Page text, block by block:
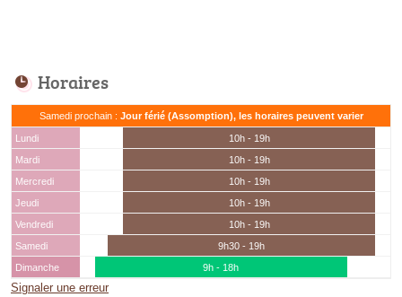
Horaires
Samedi prochain : Jour férié (Assomption), les horaires peuvent varier
Lundi
10h - 19h
Mardi
10h - 19h
Mercredi
10h - 19h
Jeudi
10h - 19h
Vendredi
10h - 19h
Samedi
9h30 - 19h
Dimanche
9h - 18h
Signaler une erreur